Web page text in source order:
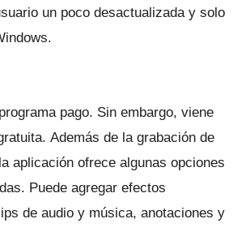
un poco desactualizada y solo
pago. Sin embargo, viene
Además de la grabación de
aplicación ofrece algunas opciones
Puede agregar efectos
de audio y música, anotaciones y